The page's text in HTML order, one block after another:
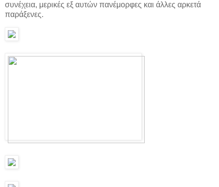
συνέχεια, μερικές εξ αυτών πανέμορφες και άλλες αρκετά
παράξενες.